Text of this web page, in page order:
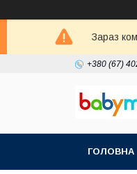
Зараз
+380 (67)
ГОЛОВНА